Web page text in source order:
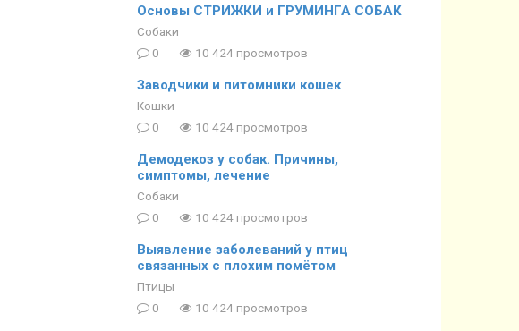
Основы СТРИЖКИ и ГРУМИНГА СОБАК
Собаки
0
10 424 просмотров
Заводчики и питомники кошек
Кошки
0
10 424 просмотров
Демодекоз у собак. Причины,
симптомы, лечение
Собаки
0
10 424 просмотров
Выявление заболеваний у птиц
связанных с плохим помётом
Птицы
0
10 424 просмотров